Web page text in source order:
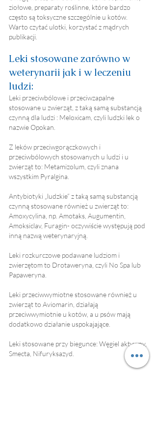
ziołowe, preparaty roślinne, które bardzo
często są toksyczne szczególnie u kotów.
Warto czytać ulotki, korzystać z mądrych
publikacji.
Leki stosowane zarówno w
weterynarii jak i w leczeniu
ludzi:
Leki przeciwbólowe i przeciwzapalne
stosowane u zwierząt, z taką samą substancją
czynną dla ludzi : Meloxicam, czyli ludzki lek o
nazwie Opokan.
Z leków przeciwgorączkowych i
przeciwbólowych stosowanych u ludzi i u
zwierząt to: Metamizolum, czyli znana
wszystkim Pyralgina.
Antybiotyki „ludzkie” z taką samą substancją
czynną stosowane również u zwierząt to:
Amoxycylina, np. Amotaks, Augumentin,
Amoksiclav, Furagin- oczywiście występują pod
inną nazwą weterynaryjną.
Leki rozkurczowe podawane ludziom i
zwierzętom to Drotaweryna, czyli No Spa lub
Papaweryna.
Leki przeciwwymiotne stosowane również u
zwierząt to Aviomarin, działają
przeciwwymiotnie u kotów, a u psów mają
dodatkowo działanie uspokajające.
Leki stosowane przy biegunce: Węgiel aktywny,
Smecta, Nifuryksazyd.